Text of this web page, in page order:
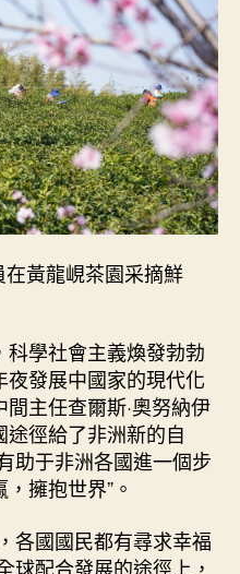
黃龍峴茶園采摘鮮
學社會主義煥發勃勃
發展中國家的現代化
主任查爾斯·奧努納伊
徑給了非洲新的自
助于非洲各國進一個步
擁抱世界”。
各國國民都有尋求幸福
球配合發展的途徑上，